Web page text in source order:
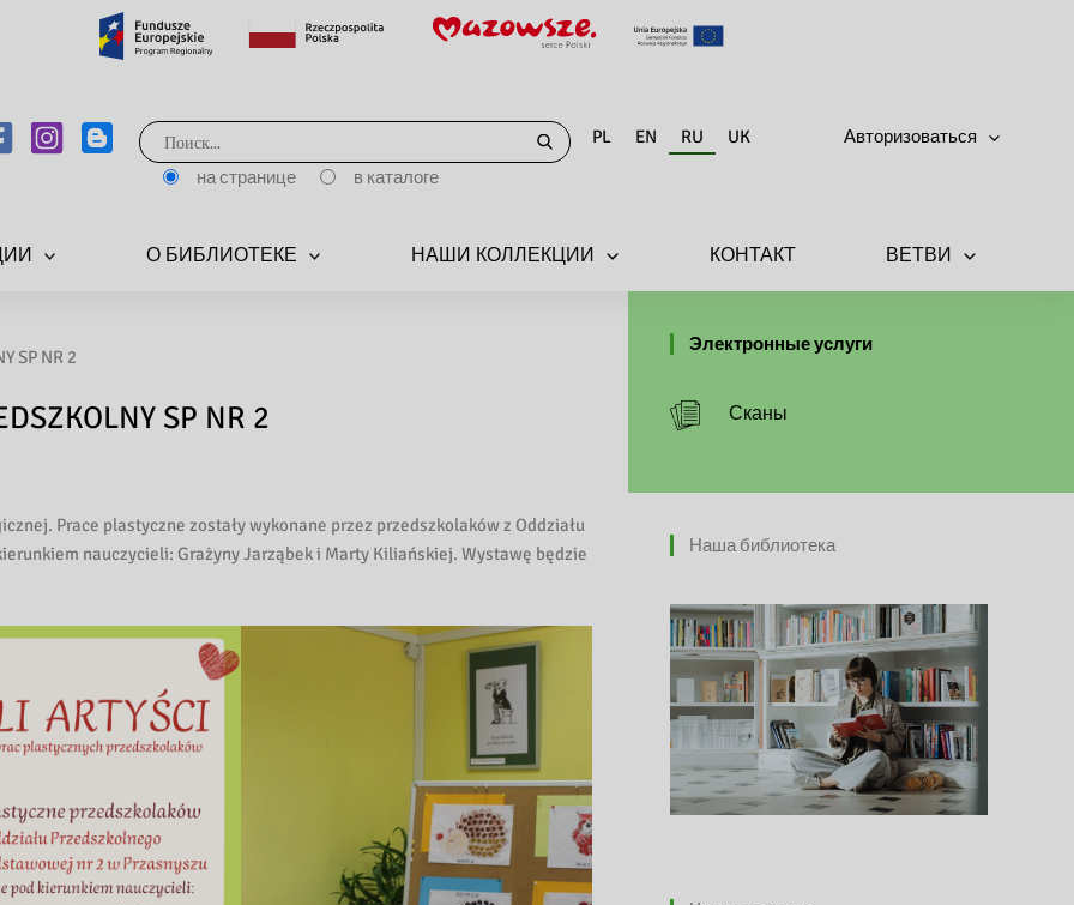
Поиск:
на странице
в каталоге
PL EN RU UK Авторизоваться
О БИБЛИОТЕКЕ НАШИ КОЛЛЕКЦИИ КОНТАКТ ВЕТВИ
SP NR 2
SP NR 2
Prace plastyczne zostały wykonane przez przedszkolaków z Oddziału
nauczycieli: Grażyny Jarząbek i Marty Kiliańskiej. Wystawę będzie
Электронные услуги
Сканы
Наша библиотека